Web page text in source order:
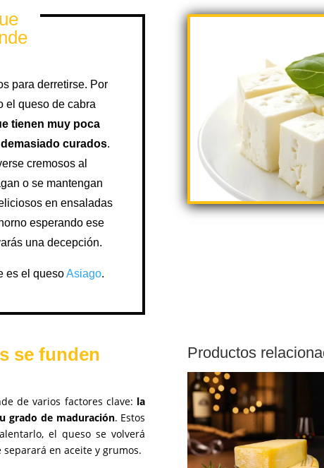
para derretirse. Por
el queso de cabra
tienen muy poca
curados.
cremosos al
o se mantengan
en ensaladas
esperando ese
una decepción.
es el quesoAsiago.
se funden
de varios factores clave: la
grado de maduración. Estos
el queso se volverá
en aceite y grumos.
Productos